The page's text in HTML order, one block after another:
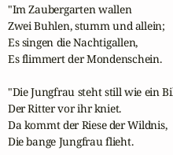
"Im Zaubergarten wallen
Zwei Buhlen, stumm und allein;
Es singen die Nachtigallen,
Es flimmert der Mondenschein.
"Die Jungfrau steht still wie ein
Der Ritter vor ihr kniet.
Da kommt der Riese der Wildnis,
Die bange Jungfrau flieht.